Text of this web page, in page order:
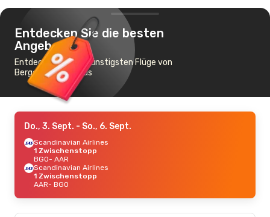
Entdecken Sie die besten
Angebote
Entdecken Sie die günstigsten Flüge von
Bergen nach Aarhus
Do., 3. Sept. - So., 6. Sept.
Scandinavian Airlines
1 Zwischenstopp
BGO- AAR
Scandinavian Airlines
1 Zwischenstopp
AAR- BGO